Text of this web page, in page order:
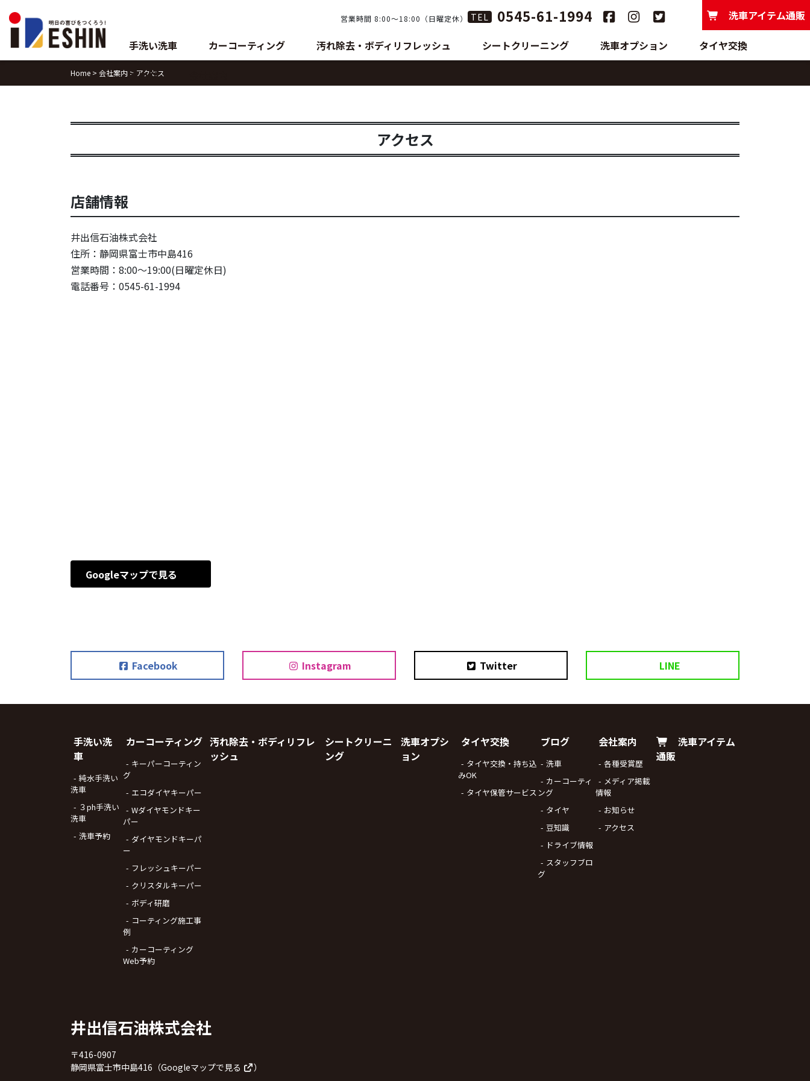
to
content
営業時間 8:00〜18:00（日曜定休） TEL 0545-61-1994
手洗い洗車 カーコーティング 汚れ除去・ボディリフレッシュ シートクリーニング 洗車オプション タイヤ交換
ブログ
洗車アイテム通販
Home > 会社案内 > アクセス
アクセス
店舗情報
井出信石油株式会社
住所：静岡県富士市中島416
営業時間：8:00～19:00(日曜定休日)
電話番号：0545-61-1994
Googleマップで見る
Facebook Instagram Twitter LINE
手洗い洗
車
純水手洗い
洗車
３ph手洗い
洗車
洗車予約
カーコーティング
キーパーコーティン
グ
エコダイヤキーパー
Wダイヤモンドキー
パー
ダイヤモンドキーパ
ー
フレッシュキーパー
クリスタルキーパー
ボディ研磨
コーティング施工事
例
カーコーティング
Web予約
汚れ除去・ボディリフレ
ッシュ
シートクリーニ
ング
洗車オプシ
ョン
タイヤ交換
タイヤ交換・持ち込
みOK
タイヤ保管サービス
ブログ
洗車
カーコーティ
ング
タイヤ
豆知識
ドライブ情報
スタッフブロ
グ
会社案内
各種受賞歴
メディア掲載
情報
お知らせ
アクセス
洗車アイテム
通販
井出信石油株式会社
〒416-0907
静岡県富士市中島416（Googleマップで見る
）